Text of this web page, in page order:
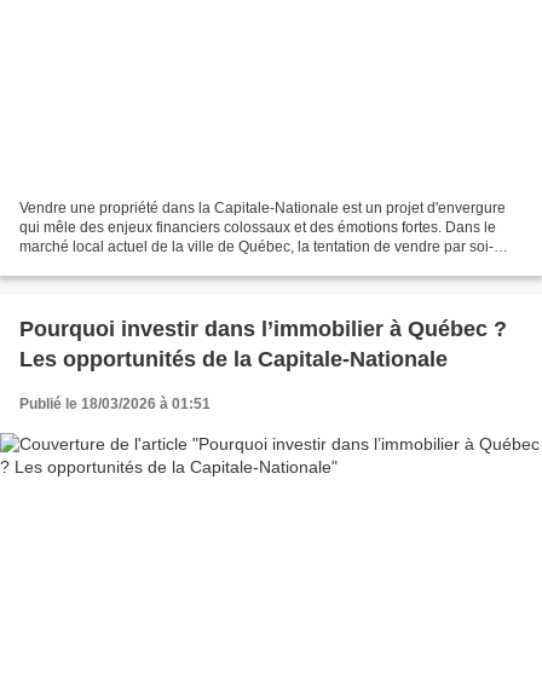
Vendre une propriété dans la Capitale-Nationale est un projet d'envergure
qui mêle des enjeux financiers colossaux et des émotions fortes. Dans le
marché local actuel de la ville de Québec, la tentation de vendre par soi-
Pourquoi investir dans l’immobilier à Québec ?
Les opportunités de la Capitale-Nationale
Publié le 18/03/2026 à 01:51